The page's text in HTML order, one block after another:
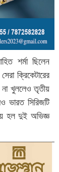
শর্মা ছিলেন
ক্রিকেটারের
না খুললেও তৃতীয়
ভারত সিরিজটি
হল দুই অভিজ্ঞ